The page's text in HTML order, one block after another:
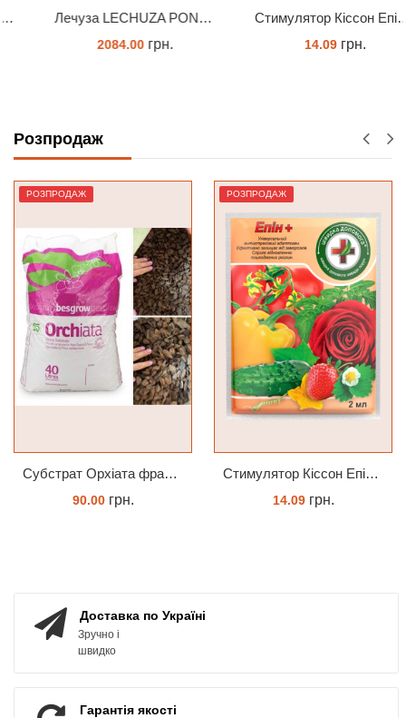
Лечуза LECHUZA PON 18 літрів
2084.00грн.
Cтимулятор Кіссон Епін +
грн.
Розпродаж
РОЗПРОДАЖ
Субстрат Орхіата фракція 9-12мм
90.00грн.
РОЗПРОДАЖ
Cтимулятор Кіссон Епін +
14.09грн.
Доставка по Україні
Зручно і
швидко
Гарантія якості